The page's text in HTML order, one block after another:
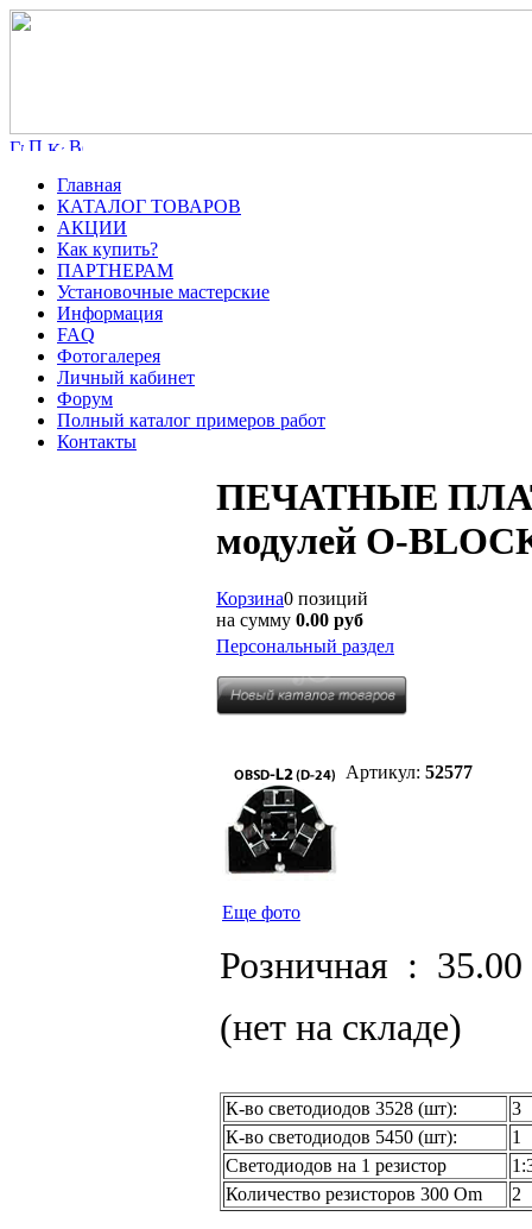
Главная
КАТАЛОГ ТОВАРОВ
АКЦИИ
Как купить?
ПАРТНЕРАМ
Установочные мастерские
Информация
FAQ
Фотогалерея
Личный кабинет
Форум
Полный каталог примеров работ
Контакты
ПЕЧАТНЫЕ
модулей O-
Корзина0 позиций
на сумму 0.00 руб
Персональный раздел
Еще фото
Артикул: 52577
Розничная : 35.00
(нет на складе)
К-во светодиодов 3528 (шт):
3
К-во светодиодов 5450 (шт):
1
Светодиодов на 1 резистор
Количество резисторов 300 Om
2